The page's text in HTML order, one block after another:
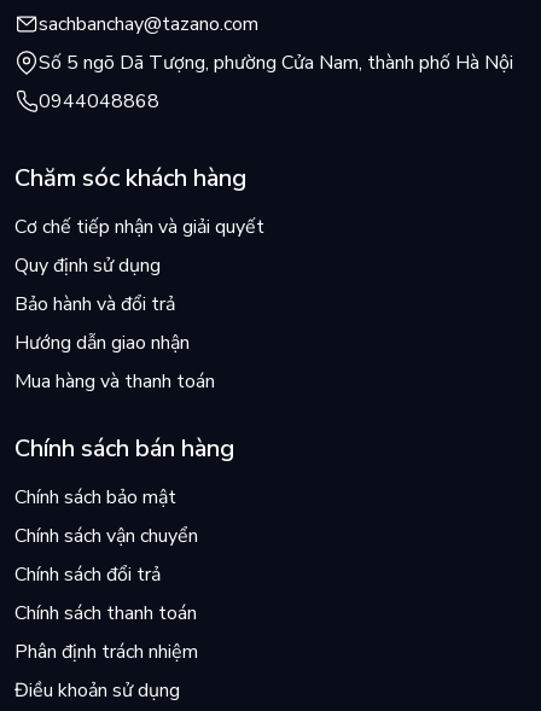
sachbanchay@tazano.com
Số 5 ngõ Dã Tượng, phường Cửa Nam, thành phố Hà Nội
0944048868
Chăm sóc khách hàng
Cơ chế tiếp nhận và giải quyết
Quy định sử dụng
Bảo hành và đổi trả
Hướng dẫn giao nhận
Mua hàng và thanh toán
Chính sách bán hàng
Chính sách bảo mật
Chính sách vận chuyển
Chính sách đổi trả
Chính sách thanh toán
Phân định trách nhiệm
Điều khoản sử dụng